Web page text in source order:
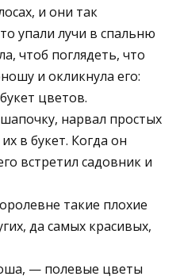
и они так
упали лучи в спальню
чтоб поглядеть, что
и окликнула его:
цветов.
нарвал простых
в букет. Когда он
встретил садовник и
такие плохие
да самых красивых,
— полевые цветы